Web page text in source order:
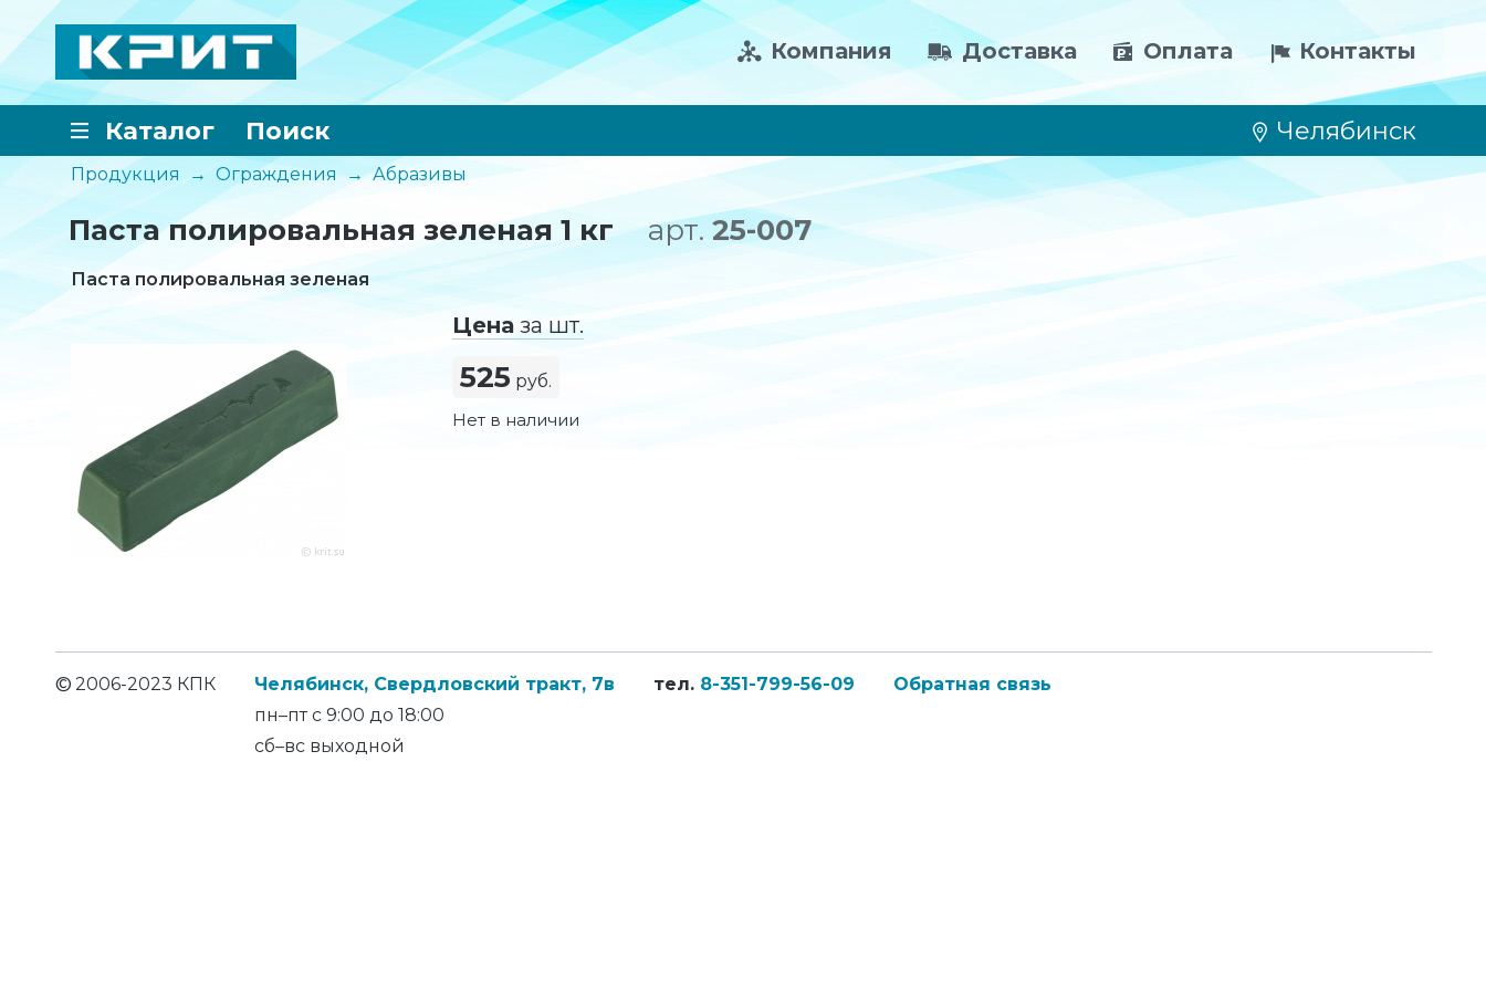
Компания Доставка Оплата Контакты
Каталог Поиск Челябинск
Продукция → Ограждения → Абразивы
Паста полировальная зеленая 1 кг арт. 25-007
Паста полировальная зеленая
Ценаза шт.
525 руб.
Нет в наличии
© 2006-2023 КПК
Челябинск, Свердловский тракт, 7в
пн–пт с 9:00 до 18:00
сб–вс выходной
тел. 8-351-799-56-09 Обратная связь